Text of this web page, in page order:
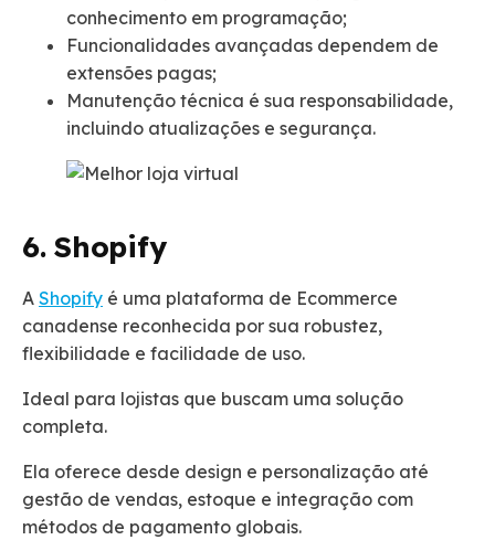
conhecimento em programação;
Funcionalidades avançadas dependem de
extensões pagas;
Manutenção técnica é sua responsabilidade,
incluindo atualizações e segurança.
6. Shopify
A Shopify é uma plataforma de Ecommerce
canadense reconhecida por sua robustez,
flexibilidade e facilidade de uso.
Ideal para lojistas que buscam uma solução
completa.
Ela oferece desde design e personalização até
gestão de vendas, estoque e integração com
métodos de pagamento globais.